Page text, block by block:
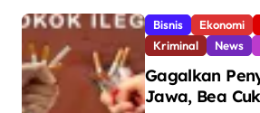
Bisnis Ekonomi
Kriminal
News
Gagalkan
Jawa, Bea